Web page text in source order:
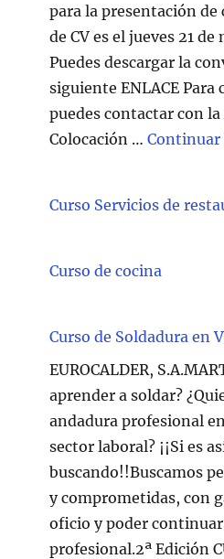
para la presentación
de CV es el jueves 21
Puedes descargar la
siguiente ENLACE Para
puedes contactar con la
Colocación …Continuar
Curso Servicios de
Curso de cocina
Curso de Soldadura en
EUROCALDER,
aprender a soldar?
andadura profesional
sector laboral? ¡¡Si es
buscando!!Buscamos
y comprometidas, con
oficio y poder
profesional.2ª Edición